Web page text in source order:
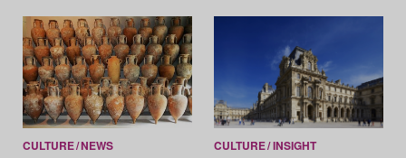
CULTURE NEWS CULTURE INSIGHT